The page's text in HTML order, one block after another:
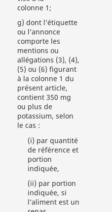
colonne 1;
g) dont l’étiquette
ou l’annonce
comporte les
mentions ou
allégations (3), (4),
(5) ou (6) figurant
à la colonne 1 du
présent article,
contient 350 mg
ou plus de
potassium, selon
le cas :
(i) par quantité
de référence et
portion
indiquée,
(ii) par portion
indiquée, si
l’aliment est un